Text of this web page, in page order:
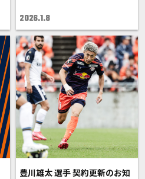
2026.1.8
豊川雄太 選手 契約更新のお知